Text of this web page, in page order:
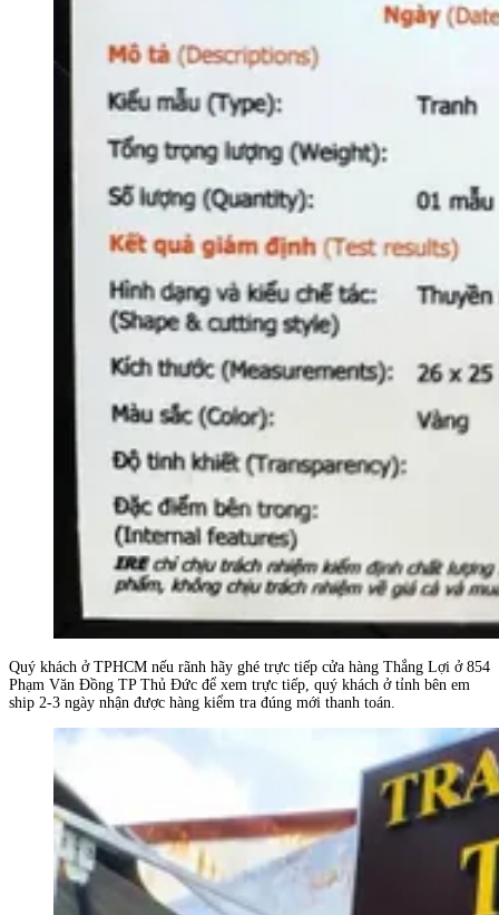
Quý khách ở TPHCM nếu rãnh hãy ghé trực tiếp cửa hàng Thắng Lợi ở 854
Phạm Văn Đồng TP Thủ Đức để xem trực tiếp, quý khách ở tỉnh bên em
ship 2-3 ngày nhận được hàng kiểm tra đúng mới thanh toán.